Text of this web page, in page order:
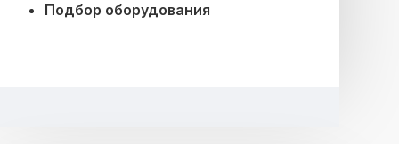
Подбор оборудования